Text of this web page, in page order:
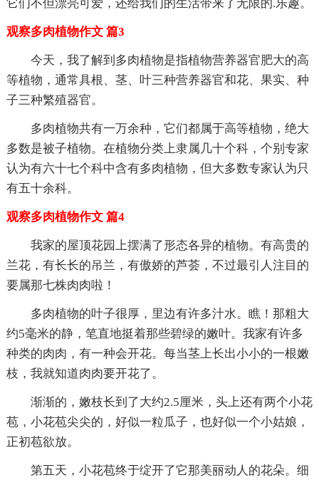
它们不但漂亮可爱，还给我们的生活带来了无限的.乐趣。
观察多肉植物作文 篇3
今天，我了解到多肉植物是指植物营养器官肥大的高
等植物，通常具根、茎、叶三种营养器官和花、果实、种
子三种繁殖器官。
多肉植物共有一万余种，它们都属于高等植物，绝大
多数是被子植物。在植物分类上隶属几十个科，个别专家
认为有六十七个科中含有多肉植物，但大多数专家认为只
有五十余科。
观察多肉植物作文 篇4
我家的屋顶花园上摆满了形态各异的植物。有高贵的
兰花，有长长的吊兰，有傲娇的芦荟，不过最引人注目的
要属那七株肉肉啦！
多肉植物的叶子很厚，里边有许多汁水。瞧！那粗大
约5毫米的静，笔直地挺着那些碧绿的嫩叶。我家有许多
种类的肉肉，有一种会开花。每当茎上长出小小的一根嫩
枝，我就知道肉肉要开花了。
渐渐的，嫩枝长到了大约2.5厘米，头上还有两个小花
苞，小花苞尖尖的，好似一粒瓜子，也好似一个小姑娘，
正初苞欲放。
第五天，小花苞终于绽开了它那美丽动人的花朵。细